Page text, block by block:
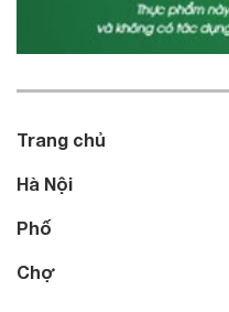
Trang chủ
Hà Nội
Phố
Chợ